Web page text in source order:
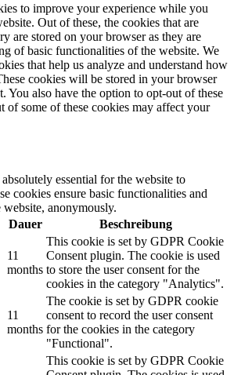
to improve your experience while you
Out of these, the cookies that are
are stored on your browser as they are
of basic functionalities of the website. We
that help us analyze and understand how
cookies will be stored in your browser
You also have the option to opt-out of these
of some of these cookies may affect your
essential for the website to
cookies ensure basic functionalities and
anonymously.
Dauer Beschreibung
11
months
This cookie is set by GDPR Cookie
Consent plugin. The cookie is used
to store the user consent for the
cookies in the category "Analytics".
11
months
The cookie is set by GDPR cookie
consent to record the user consent
for the cookies in the category
"Functional".
This cookie is set by GDPR Cookie